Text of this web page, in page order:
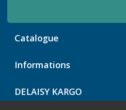
Catalogue
Informations
DELAISY KARGO